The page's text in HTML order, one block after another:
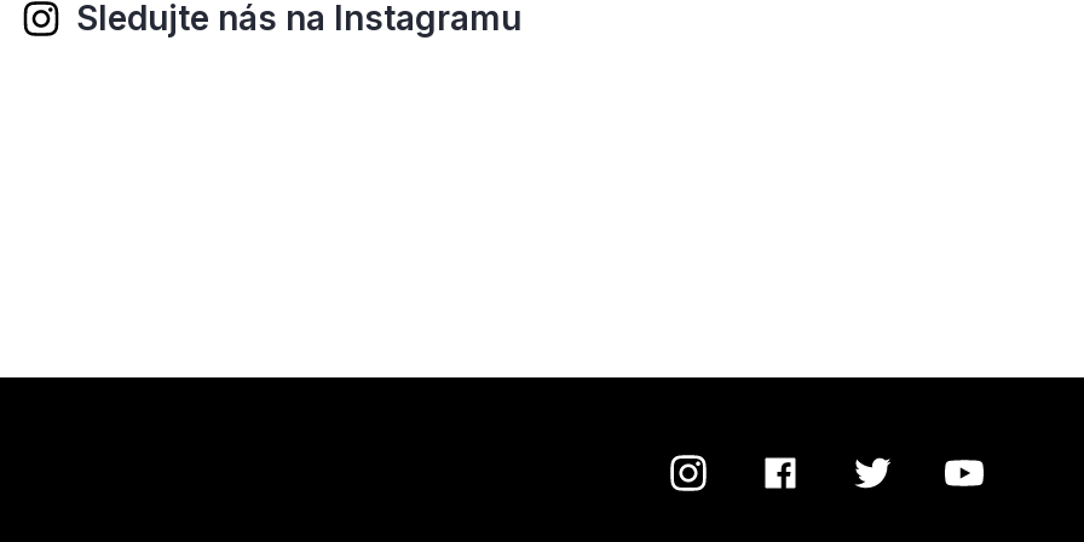
Sledujte nás na Instagramu